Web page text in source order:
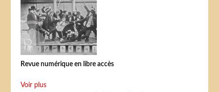
Revue numérique en libre accès
Voir plus